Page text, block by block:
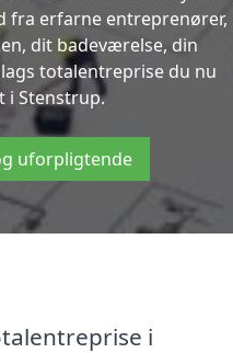
fra erfarne entreprenører,
dit badeværelse, din
totalentreprise du nu
i Stenstrup.
uforpligtende
i